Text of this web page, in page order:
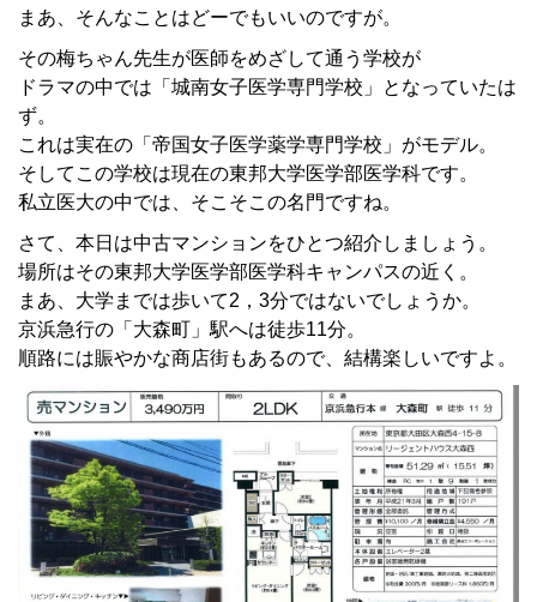
まあ、そんなことはどーでもいいのですが。
その梅ちゃん先生が医師をめざして通う学校が
ドラマの中では「城南女子医学専門学校」となっていたは
ず。
これは実在の「帝国女子医学薬学専門学校」がモデル。
そしてこの学校は現在の東邦大学医学部医学科です。
私立医大の中では、そこそこの名門ですね。
さて、本日は中古マンションをひとつ紹介しましょう。
場所はその東邦大学医学部医学科キャンパスの近く。
まあ、大学までは歩いて2，3分ではないでしょうか。
京浜急行の「大森町」駅へは徒歩11分。
順路には賑やかな商店街もあるので、結構楽しいですよ。